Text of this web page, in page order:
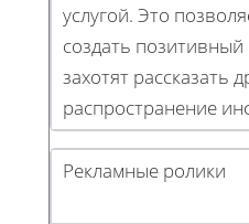
услугой. Это
создать
захотят рассказать
распространение
Рекламные ролики